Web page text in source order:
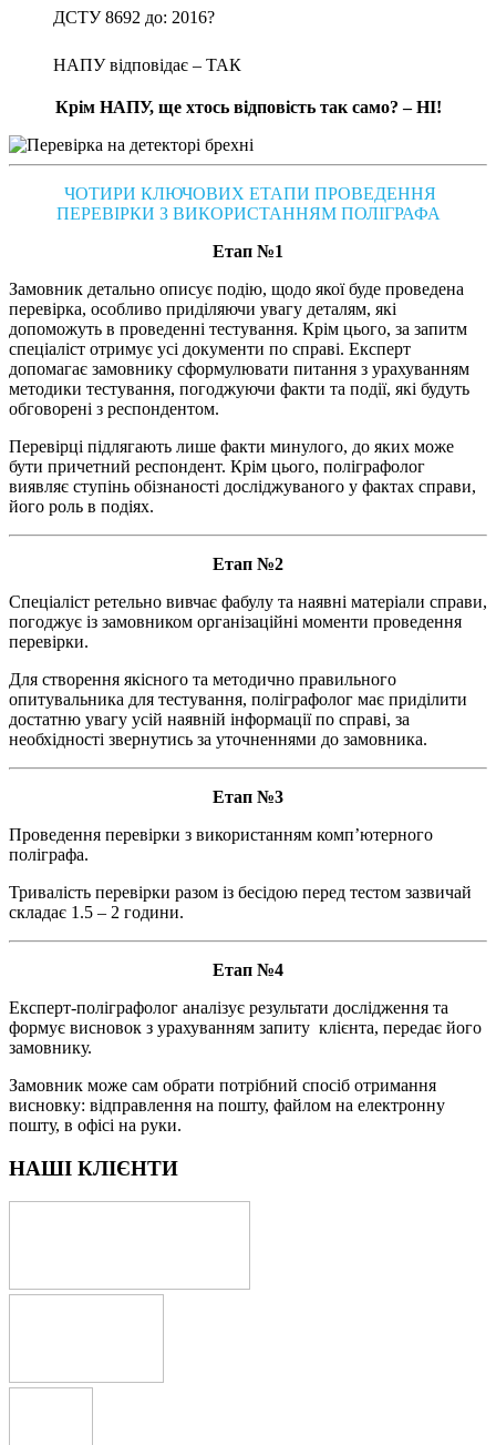
ДСТУ 8692 до: 2016?
НАПУ відповідає – ТАК
Крім НАПУ, ще хтось відповість так само? – НІ!
ЧОТИРИ КЛЮЧОВИХ ЕТАПИ ПРОВЕДЕННЯ
ПЕРЕВІРКИ З ВИКОРИСТАННЯМ ПОЛІГРАФА
Етап №1
Замовник детально описує подію, щодо якої буде проведена
перевірка, особливо приділяючи увагу деталям, які
допоможуть в проведенні тестування. Крім цього, за запитм
спеціаліст отримує усі документи по справі. Експерт
допомагає замовнику сформулювати питання з урахуванням
методики тестування, погоджуючи факти та події, які будуть
обговорені з респондентом.
Перевірці підлягають лише факти минулого, до яких може
бути причетний респондент. Крім цього, поліграфолог
виявляє ступінь обізнаності досліджуваного у фактах справи,
його роль в подіях.
Етап №2
Спеціаліст ретельно вивчає фабулу та наявні матеріали справи,
погоджує із замовником організаційні моменти проведення
перевірки.
Для створення якісного та методично правильного
опитувальника для тестування, поліграфолог має приділити
достатню увагу усій наявній інформації по справі, за
необхідності звернутись за уточненнями до замовника.
Етап №3
Проведення перевірки з використанням комп’ютерного
поліграфа.
Тривалість перевірки разом із бесідою перед тестом зазвичай
складає 1.5 – 2 години.
Етап №4
Експерт-поліграфолог аналізує результати дослідження та
формує висновок з урахуванням запиту клієнта, передає його
замовнику.
Замовник може сам обрати потрібний спосіб отримання
висновку: відправлення на пошту, файлом на електронну
пошту, в офісі на руки.
НАШІ КЛІЄНТИ